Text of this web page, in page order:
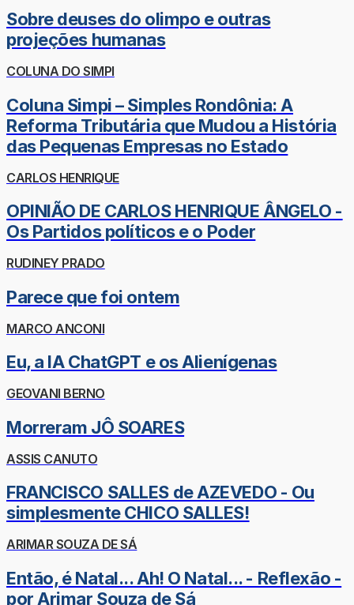
Sobre deuses do olimpo e outras
projeções humanas
COLUNA DO SIMPI
Coluna Simpi – Simples Rondônia: A
Reforma Tributária que Mudou a História
das Pequenas Empresas no Estado
CARLOS HENRIQUE
OPINIÃO DE CARLOS HENRIQUE ÂNGELO -
Os Partidos políticos e o Poder
RUDINEY PRADO
Parece que foi ontem
MARCO ANCONI
Eu, a IA ChatGPT e os Alienígenas
GEOVANI BERNO
Morreram JÔ SOARES
ASSIS CANUTO
FRANCISCO SALLES de AZEVEDO - Ou
simplesmente CHICO SALLES!
ARIMAR SOUZA DE SÁ
Então, é Natal... Ah! O Natal... - Reflexão -
por Arimar Souza de Sá